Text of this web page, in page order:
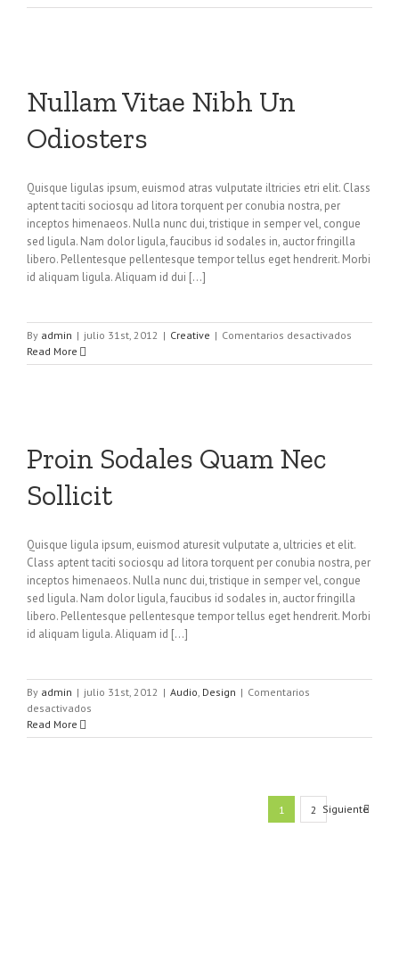
Aptent
Nullam Vitae Nibh Un
Odiosters
Quisque ligulas ipsum, euismod atras vulputate iltricies etri elit. Class
aptent taciti sociosqu ad litora torquent per conubia nostra, per
inceptos himenaeos. Nulla nunc dui, tristique in semper vel, congue
sed ligula. Nam dolor ligula, faucibus id sodales in, auctor fringilla
libero. Pellentesque pellentesque tempor tellus eget hendrerit. Morbi
id aliquam ligula. Aliquam id dui [...]
By admin | julio 31st, 2012 | Creative | Comentarios desactivados
Vitae
Read More
Proin Sodales Quam Nec
Sollicit
Quisque ligula ipsum, euismod aturesit vulputate a, ultricies et elit.
Class aptent taciti sociosqu ad litora torquent per conubia nostra, per
inceptos himenaeos. Nulla nunc dui, tristique in semper vel, congue
sed ligula. Nam dolor ligula, faucibus id sodales in, auctor fringilla
libero. Pellentesque pellentesque tempor tellus eget hendrerit. Morbi
id aliquam ligula. Aliquam id [...]
By admin | julio 31st, 2012 | Audio, Design | Comentarios
desactivados
Sodales
Read More
1 2 Siguiente